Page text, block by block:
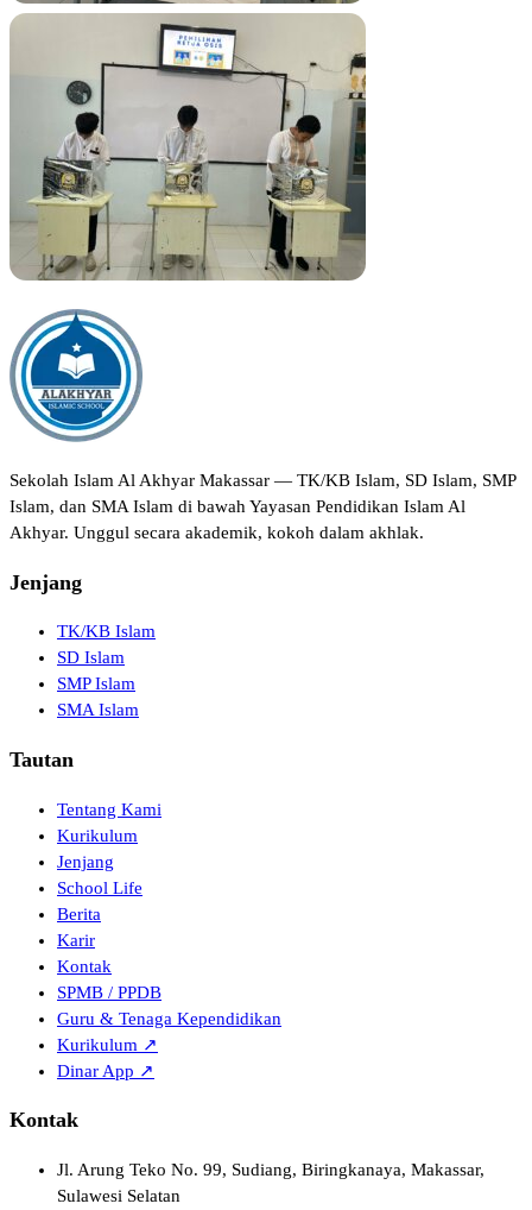
Sekolah Islam Al Akhyar Makassar — TK/KB Islam, SD Islam, SMP
Islam, dan SMA Islam di bawah Yayasan Pendidikan Islam Al
Akhyar. Unggul secara akademik, kokoh dalam akhlak.
Jenjang
TK/KB Islam
SD Islam
SMP Islam
SMA Islam
Tautan
Tentang Kami
Kurikulum
Jenjang
School Life
Berita
Karir
Kontak
SPMB / PPDB
Guru & Tenaga Kependidikan
Kurikulum ↗
Dinar App ↗
Kontak
Jl. Arung Teko No. 99, Sudiang, Biringkanaya, Makassar,
Sulawesi Selatan